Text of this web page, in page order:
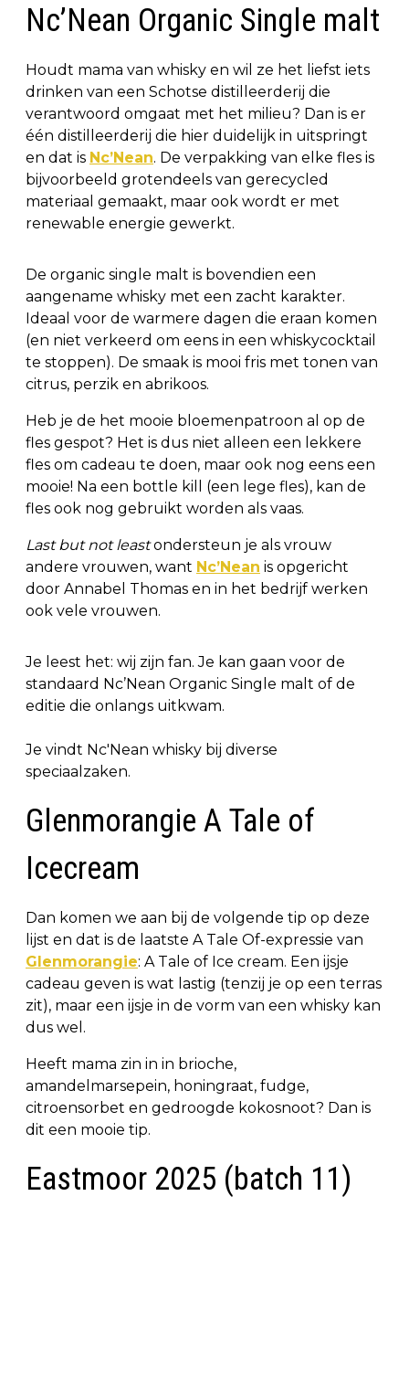
Nc’Nean Organic Single malt
Houdt mama van whisky en wil ze het liefst iets
drinken van een Schotse distilleerderij die
verantwoord omgaat met het milieu? Dan is er
één distilleerderij die hier duidelijk in uitspringt
en dat is Nc’Nean. De verpakking van elke fles is
bijvoorbeeld grotendeels van gerecycled
materiaal gemaakt, maar ook wordt er met
renewable energie gewerkt.
De organic single malt is bovendien een
aangename whisky met een zacht karakter.
Ideaal voor de warmere dagen die eraan komen
(en niet verkeerd om eens in een whiskycocktail
te stoppen). De smaak is mooi fris met tonen van
citrus, perzik en abrikoos.
Heb je de het mooie bloemenpatroon al op de
fles gespot? Het is dus niet alleen een lekkere
fles om cadeau te doen, maar ook nog eens een
mooie! Na een bottle kill (een lege fles), kan de
fles ook nog gebruikt worden als vaas.
Last but not leastondersteun je als vrouw
andere vrouwen, want Nc’Nean is opgericht
door Annabel Thomas en in het bedrijf werken
ook vele vrouwen.
Je leest het: wij zijn fan. Je kan gaan voor de
standaard Nc’Nean Organic Single malt of de
editie die onlangs uitkwam.
Je vindt Nc'Nean whisky bij diverse
speciaalzaken.
Glenmorangie A Tale of
Icecream
Dan komen we aan bij de volgende tip op deze
lijst en dat is de laatste A Tale Of-expressie van
Glenmorangie: A Tale of Ice cream. Een ijsje
cadeau geven is wat lastig (tenzij je op een terras
zit), maar een ijsje in de vorm van een whisky kan
dus wel.
Heeft mama zin in in brioche,
amandelmarsepein, honingraat, fudge,
citroensorbet en gedroogde kokosnoot? Dan is
dit een mooie tip.
Eastmoor 2025 (batch 11)